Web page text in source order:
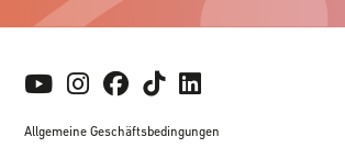
Allgemeine Geschäftsbedingungen